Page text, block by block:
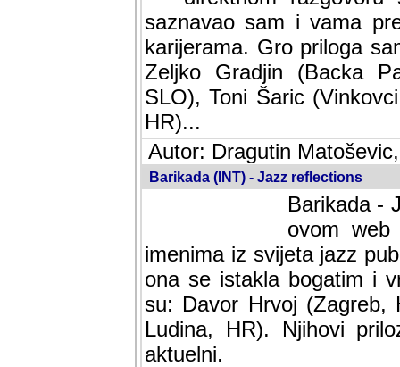
saznavao sam i vama
karijerama. Gro priloga
Zeljko Gradjin (Backa
SLO), Toni Šaric
HR)...
Autor: Dragutin
Barikada (INT) - Jazz reflections
Barikada -
ovom web
imenima iz svijeta jazz
ona se istakla bogatim i
su: Davor Hrvoj (Zagreb,
Ludina, HR). Njihovi
aktuelni.